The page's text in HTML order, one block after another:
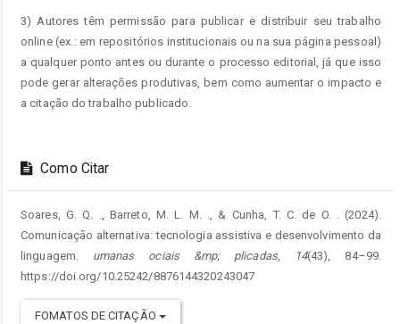
3) Autores têm permissão para publicar e distribuir seu trabalho
online (ex.: em repositórios institucionais ou na sua página pessoal)
a qualquer ponto antes ou durante o processo editorial, já que isso
pode gerar alterações produtivas, bem como aumentar o impacto e
a citação do trabalho publicado.
Como Citar
Soares, G. Q. ., Barreto, M. L. M. ., & Cunha, T. C. de O. . (2024).
Comunicação alternativa: tecnologia assistiva e desenvolvimento da
linguagem. umanas ociais &mp; plicadas, 14(43), 84–99.
https://doi.org/10.25242/8876144320243047
FOMATOS DE CITAÇÃO